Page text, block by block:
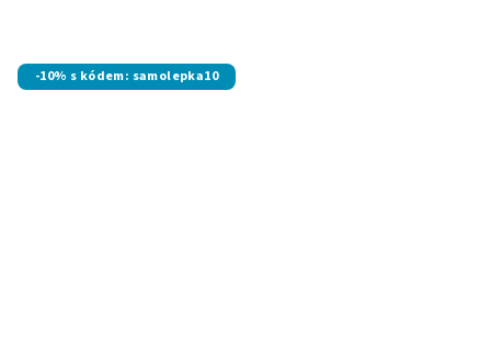
-10% s kódem: samolepka10